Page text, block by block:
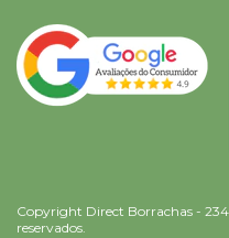
Copyright Direct Borrachas -
reservados.